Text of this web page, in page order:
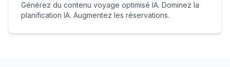
Générez du contenu voyage optimisé IA. Dominez la
planification IA. Augmentez les réservations.